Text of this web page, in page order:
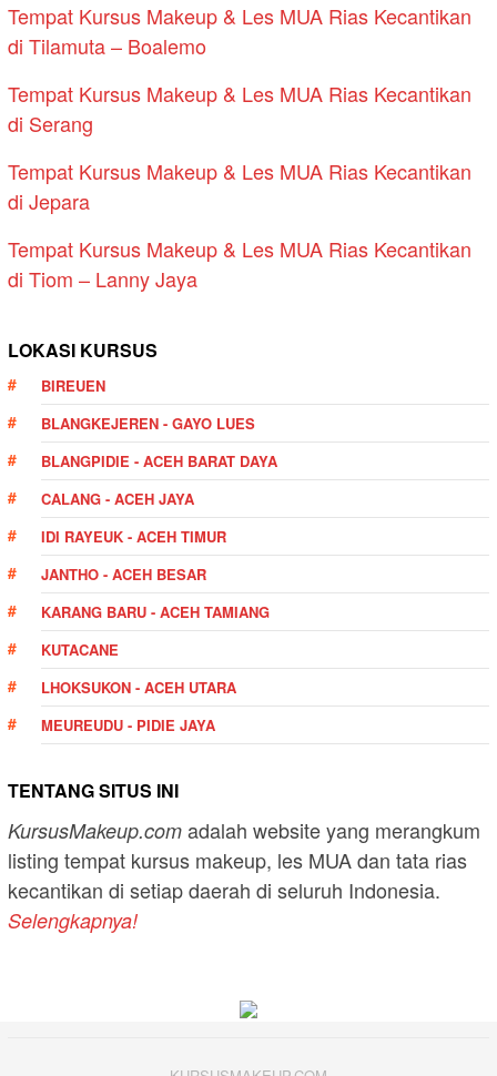
Tempat Kursus Makeup & Les MUA Rias Kecantikan
di Tilamuta – Boalemo
Tempat Kursus Makeup & Les MUA Rias Kecantikan
di Serang
Tempat Kursus Makeup & Les MUA Rias Kecantikan
di Jepara
Tempat Kursus Makeup & Les MUA Rias Kecantikan
di Tiom – Lanny Jaya
LOKASI KURSUS
BIREUEN
BLANGKEJEREN - GAYO LUES
BLANGPIDIE - ACEH BARAT DAYA
CALANG - ACEH JAYA
IDI RAYEUK - ACEH TIMUR
JANTHO - ACEH BESAR
KARANG BARU - ACEH TAMIANG
KUTACANE
LHOKSUKON - ACEH UTARA
MEUREUDU - PIDIE JAYA
TENTANG SITUS INI
KursusMakeup.com adalah website yang merangkum
listing tempat kursus makeup, les MUA dan tata rias
kecantikan di setiap daerah di seluruh Indonesia.
Selengkapnya!